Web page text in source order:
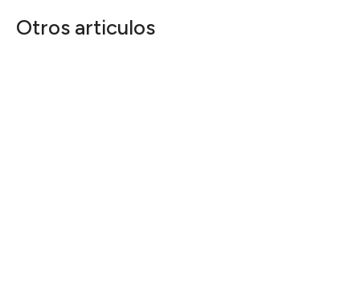
Otros articulos